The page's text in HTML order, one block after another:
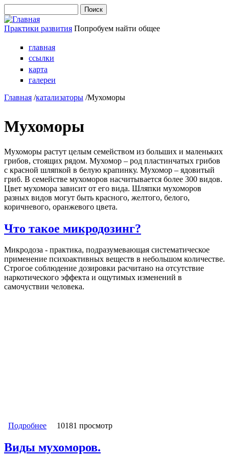
Перейти к основному содержанию
Форма поиска
Практики развития Попробуем найти общее
главная
ссылки
карта
галереи
Главная /катализаторы /Мухоморы
Мухоморы
Мухоморы растут целым семейством из больших и маленьких
грибов, стоящих рядом. Мухомор – род пластинчатых грибов
с красной шляпкой в белую крапинку. Мухомор – ядовитый
гриб. В семействе мухоморов насчитывается более 300 видов.
Цвет мухомора зависит от его вида. Шляпки мухоморов
разных видов могут быть красного, желтого, белого,
коричневого, оранжевого цвета.
Что такое микродозинг?
Микродоза - практика, подразумевающая систематическое
применение психоактивных веществ в небольшом количестве.
Строгое соблюдение дозировки расчитано на отсутствие
наркотического эффекта и ощутимых изменений в
самочуствии человека.
Подробнее о Что такое микродозинг?
10181 просмотр
Виды мухоморов.